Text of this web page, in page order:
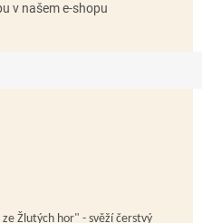
v našem e-shopu
Žlutých hor" - svěží čerstvý